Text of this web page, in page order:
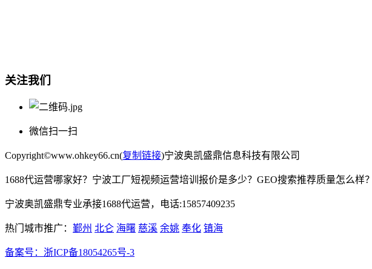
关注我们
微信扫一扫
Copyright©www.ohkey66.cn(复制链接)宁波奥凯盛鼎信息科技有限公司
1688代运营哪家好？宁波工厂短视频运营培训报价是多少？GEO搜索推荐质量怎么样？
宁波奥凯盛鼎专业承接1688代运营，电话:15857409235
热门城市推广： 鄞州 北仑 海曙 慈溪 余姚 奉化 镇海
备案号： 浙ICP备18054265号-3